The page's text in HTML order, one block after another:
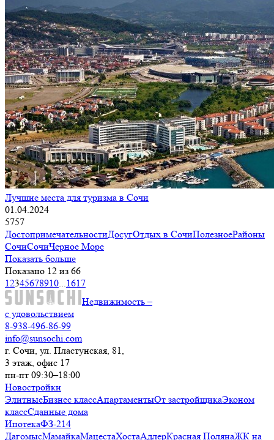
Лучшие места для туризма в Сочи
01.04.2024
5757
ДостопримечательностиДосугОтдых в СочиПолезноеРайоны
СочиСочиЧерное Море
Показать больше
Показано 12 из 66
12345678910...1617
Недвижимость –
с удовольствием
8-938-496-86-99
info@sunsochi.com
г. Сочи, ул. Пластунская, 81,
3 этаж, офис 17
пн-пт 09:30–18:00
Новостройки
ЭлитныеБизнес классАпартаментыОт застройщикаЭконом
классСданные дома
ИпотекаФЗ-214
ДагомысМамайкаМацестаХостаАдлерКрасная ПолянаЖК на